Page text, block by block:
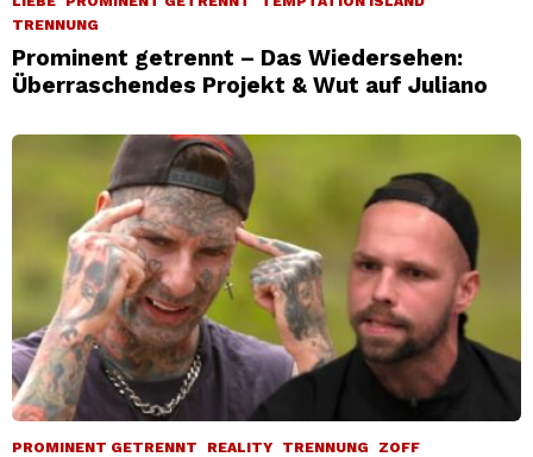
TRENNUNG
Prominent getrennt – Das Wiedersehen:
Überraschendes Projekt & Wut auf Juliano
PROMINENT GETRENNT REALITY TRENNUNG ZOFF